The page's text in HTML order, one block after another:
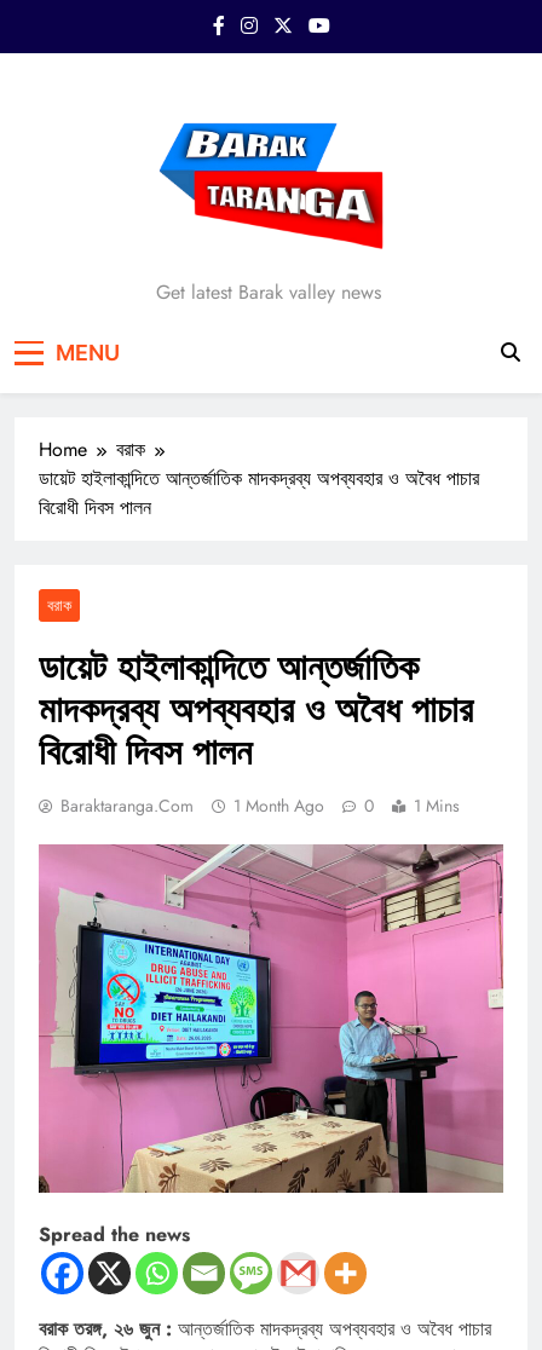
Barak Taranga
Get latest Barak valley news
MENU
Home
বরাক
ডায়েট হাইলাকান্দিতে আন্তর্জাতিক মাদকদ্রব্য অপব্যবহার ও অবৈধ পাচার
বিরোধী দিবস পালন
বরাক
ডায়েট হাইলাকান্দিতে আন্তর্জাতিক
মাদকদ্রব্য অপব্যবহার ও অবৈধ পাচার
বিরোধী দিবস পালন
Baraktaranga.com 1 Month Ago 0 1 Mins
Spread the news
বরাক তরঙ্গ, ২৬ জুন : আন্তর্জাতিক মাদকদ্রব্য অপব্যবহার ও অবৈধ পাচার